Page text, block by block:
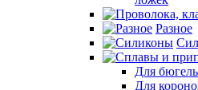
Разное
Для
Для